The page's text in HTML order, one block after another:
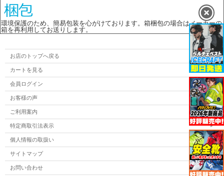
環境保護のため、簡易包装を心がけております。箱梱包の場合はメーカーの
箱を再利用してお送りします。
お店のトップへ戻る
カートを見る
会員ログイン
お客様の声
ご利用案内
特定商取引法表示
個人情報の取扱い
サイトマップ
お問い合わせ